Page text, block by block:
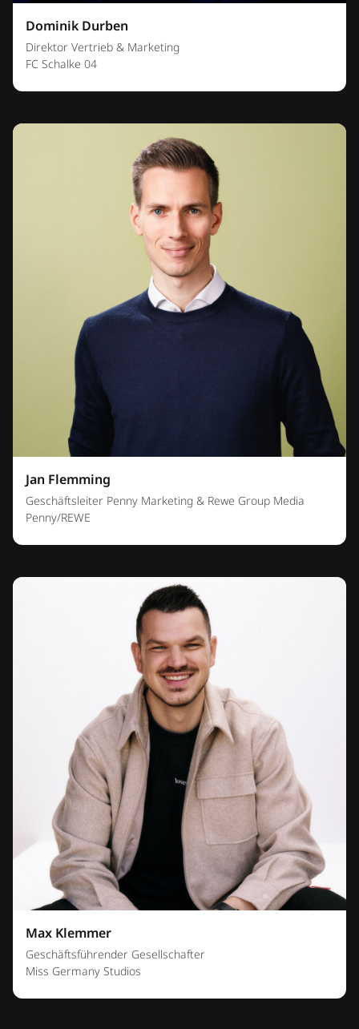
Dominik Durben
Direktor Vertrieb & Marketing
FC Schalke 04
Jan Flemming
Geschäftsleiter Penny Marketing & Rewe Group Media
Penny/REWE
Max Klemmer
Geschäftsführender Gesellschafter
Miss Germany Studios